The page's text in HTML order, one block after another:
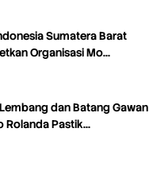
Sumatera Barat
Organisasi Mo…
dan Batang Gawan
Rolanda Pastik…